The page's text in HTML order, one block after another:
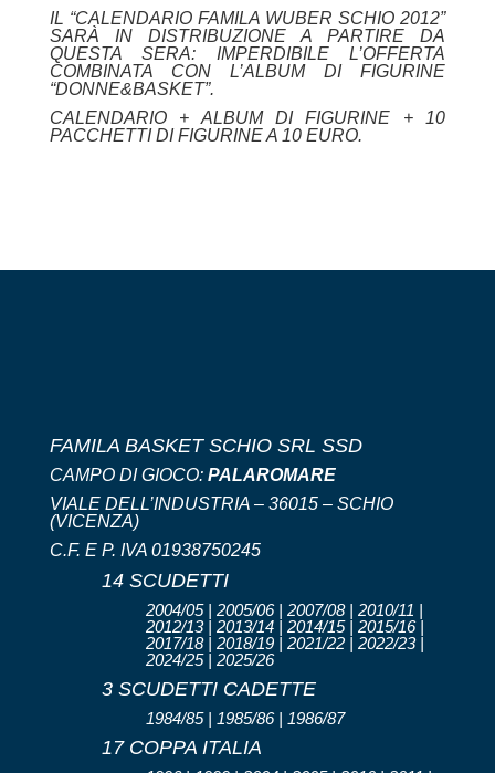
IL “CALENDARIO FAMILA WUBER SCHIO 2012”
SARÀ IN DISTRIBUZIONE A PARTIRE DA
QUESTA SERA: IMPERDIBILE L’OFFERTA
COMBINATA CON L’ALBUM DI FIGURINE
“DONNE&BASKET”.
CALENDARIO + ALBUM DI FIGURINE + 10
PACCHETTI DI FIGURINE A 10 EURO.
FAMILA BASKET SCHIO SRL SSD
CAMPO DI GIOCO: PALAROMARE
VIALE DELL’INDUSTRIA – 36015 – SCHIO
(VICENZA)
C.F. E P. IVA 01938750245
14 SCUDETTI
2004/05 | 2005/06 | 2007/08 | 2010/11 |
2012/13 | 2013/14 | 2014/15 | 2015/16 |
2017/18 | 2018/19 | 2021/22 | 2022/23 |
2024/25 | 2025/26
3 SCUDETTI CADETTE
1984/85 | 1985/86 | 1986/87
17 COPPA ITALIA